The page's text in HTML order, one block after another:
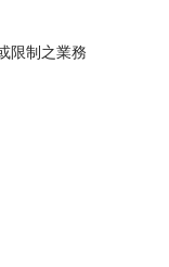
限制之業務